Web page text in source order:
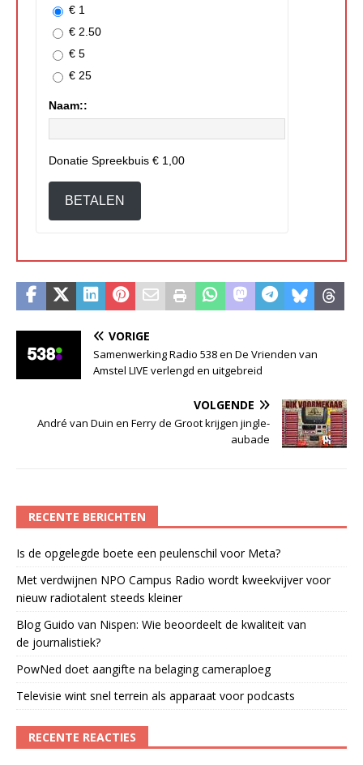
€ 1
€ 2.50
€ 5
€ 25
Naam::
Donatie Spreekbuis € 1,00
BETALEN
VORIGE
Samenwerking Radio 538 en De Vrienden van
Amstel LIVE verlengd en uitgebreid
VOLGENDE
André van Duin en Ferry de Groot krijgen jingle-
aubade
RECENTE BERICHTEN
Is de opgelegde boete een peulenschil voor Meta?
Met verdwijnen NPO Campus Radio wordt kweekvijver voor
nieuw radiotalent steeds kleiner
Blog Guido van Nispen: Wie beoordeelt de kwaliteit van
de journalistiek?
PowNed doet aangifte na belaging cameraploeg
Televisie wint snel terrein als apparaat voor podcasts
RECENTE REACTIES